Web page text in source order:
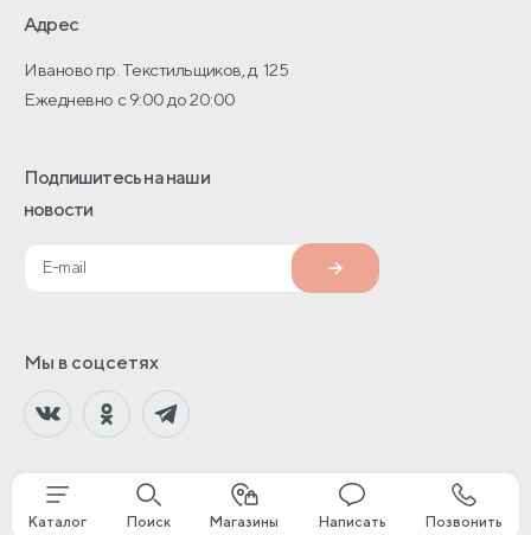
О производстве
Адрес
Иваново пр. Текстильщиков, д. 125
Ежедневно с 9:00 до 20:00
Подпишитесь на наши
новости
Мы в соцсетях
Каталог Поиск Магазины Написать Позвонить